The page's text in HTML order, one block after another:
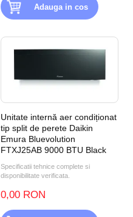
Adauga in cos
Unitate internă aer condiționat
tip split de perete Daikin
Emura Bluevolution
FTXJ25AB 9000 BTU Black
Specificatii tehnice complete si
disponibilitate verificata.
0,00 RON